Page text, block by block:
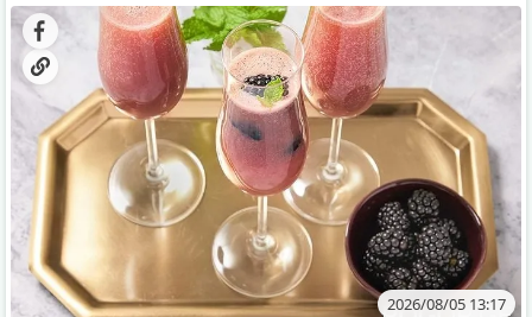
დახვეწილ და მაგრილებელ კოქტეილს.
2026/08/05 13:17